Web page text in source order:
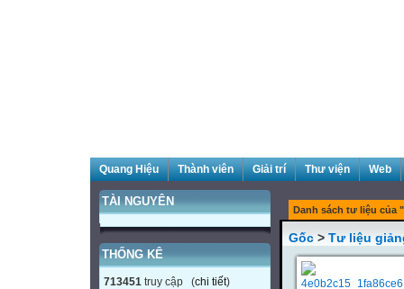
Quang Hiệu Thành viên Giải trí Thư viện Web
TÀI NGUYÊN
THỐNG KÊ
713451 truy cập (chi tiết)
Danh sách tư liệu của
Gốc > Tư liệu